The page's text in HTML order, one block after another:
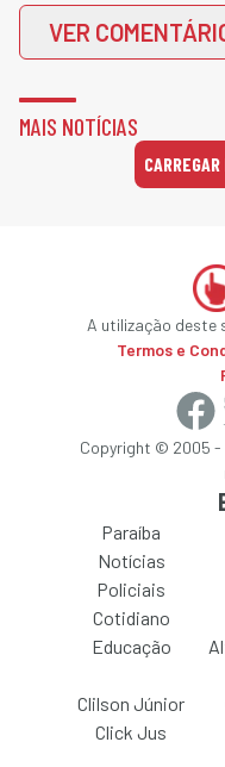
VER
MAIS NOTÍCIAS
A utilização deste
Termos e
Copyright © 2005 -
Paraíba
Notícias
Policiais
Cotidiano
Educação
Clilson Júnior
Click Jus